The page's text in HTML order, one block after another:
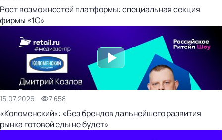
Рост возможностей платформы: специальная секция
фирмы «1С»
15.07.2026 7 658
«Коломенский»: «Без брендов дальнейшего развития
рынка готовой еды не будет»